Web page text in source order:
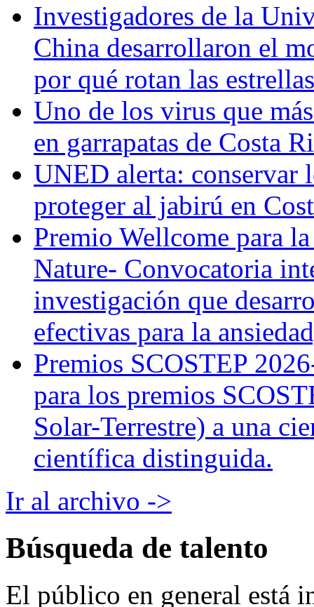
Investigadores de la
China desarrollaron el
por qué rotan las
Uno de los virus que
en garrapatas de Costa
UNED alerta: conservar
proteger al jabirú en
Premio Wellcome para
Nature- Convocatoria
investigación que
efectivas para la
Premios SCOSTEP
para los premios
Solar-Terrestre) a una
científica distinguida.
Ir al archivo ->
Búsqueda de talento
El público en general está